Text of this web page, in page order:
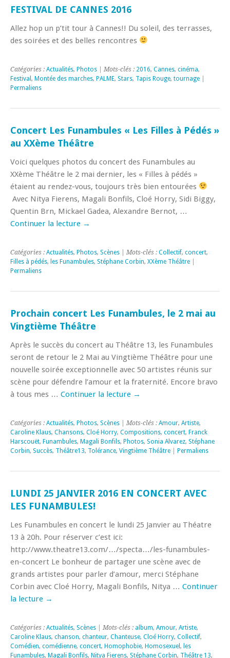
FESTIVAL DE CANNES 2016
Allez hop un p’tit tour à Cannes!! Du soleil, des terrasses,
des soirées et des belles rencontres
Catégories : Actualités, Photos | Mots-clés : 2016, Cannes, cinéma,
Festival , Montée des marches, PALME, Stars, Tapis Rouge, tournage
Permaliens
Concert Les Funambules « Les Filles à Pédés »
au XXème Théâtre
Voici quelques photos du concert des Funambules au
XXème Théâtre le 2 mai dernier, les « Filles à pédés »
étaient au rendez-vous, toujours très bien entourées
Avec Nitya Fierens, Magali Bonfils, Cloé Horry, Sidi Biggy,
Quentin Brn, Mickael Gadea, Alexandre Bernot, …
Continuer la lecture →
Catégories : Actualités, Photos, Scènes | Mots-clés : Collectif, concert,
Filles à pédés, les Funambules, Stéphane Corbin, XXème Théâtre
Permaliens
Prochain concert Les Funambules, le 2 mai au
Vingtième Théâtre
Après le succès du concert au Théâtre 13, les Funambules
seront de retour le 2 Mai au Vingtième Théâtre pour une
nouvelle soirée exceptionnelle avec 50 artistes réunis sur
scène pour défendre l’amour et la fraternité. Encore bravo
à tous mes … Continuer la lecture →
Catégories : Actualités, Photos, Scènes | Mots-clés : Amour, Artiste,
Caroline Klaus, Chansons, Cloé Horry, Compositions, concert, Franck
Harscouët, Funambules, Magali Bonfils, Photos, Sonia Alvarez, Stéphane
Corbin, Succès, Théâtre13, Tolérance, Vingtième Théâtre Permaliens
LUNDI 25 JANVIER 2016 EN CONCERT AVEC
LES FUNAMBULES!
Les Funambules en concert le lundi 25 Janvier au Théatre
13 à 20h. Pour réserver c’est ici:
http://www.theatre13.com/…/specta…/les-funambules-
en-concert Le bonheur de partager une scène avec de
grands artistes pour parler d’amour, merci Stéphane
Corbin avec Cloé Horry, Magali Bonfils, Nitya … Continuer
la lecture →
Catégories : Actualités, Scènes | Mots-clés : album, Amour, Artiste,
Caroline Klaus, chanson, chanteur, Chanteuse, Cloé Horry, Collectif,
Comédien, comédienne, concert, Homophobie, Homosexuel , les
Funambules, Magali Bonfils, Nitya Fierens, Stéphane Corbin, Théâtre 13,